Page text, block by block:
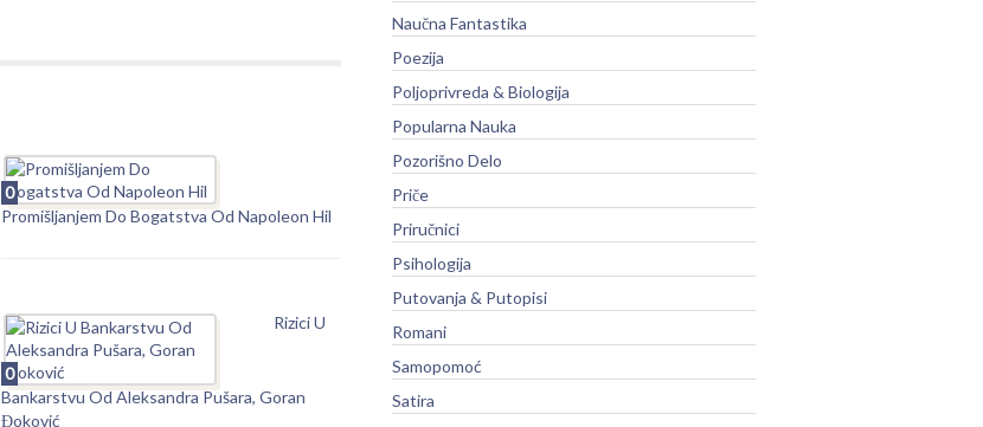
0
Promišljanjem Do Bogatstva Od Napoleon Hil
0
Rizici U
Bankarstvu Od Aleksandra Pušara, Goran
Đoković
Naučna Fantastika
Poezija
Poljoprivreda & Biologija
Popularna Nauka
Pozorišno Delo
Priče
Priručnici
Psihologija
Putovanja & Putopisi
Romani
Samopomoć
Satira